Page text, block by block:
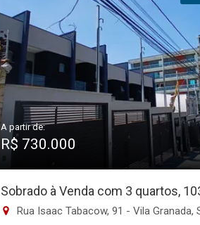
A partir de:
R$ 730.000
Sobrado à Venda com 3 quartos,
Rua Isaac Tabacow, 91 - Vila Granada,